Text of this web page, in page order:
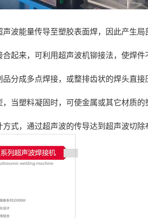
波能量传导至塑胶表面焊，因此产生
起来，可利用超声波机铆接法，使焊件
分成多点焊接，或整排齿状的焊头直
当塑料凝固时，可使金属或其它材质的
式，通过超声波的传导达到超声波切除